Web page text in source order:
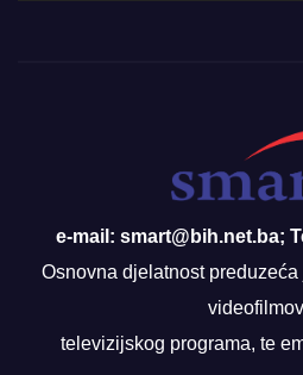
e-mail: smart@bih.net.ba;
Osnovna djelatnost
televizijskog programa, te